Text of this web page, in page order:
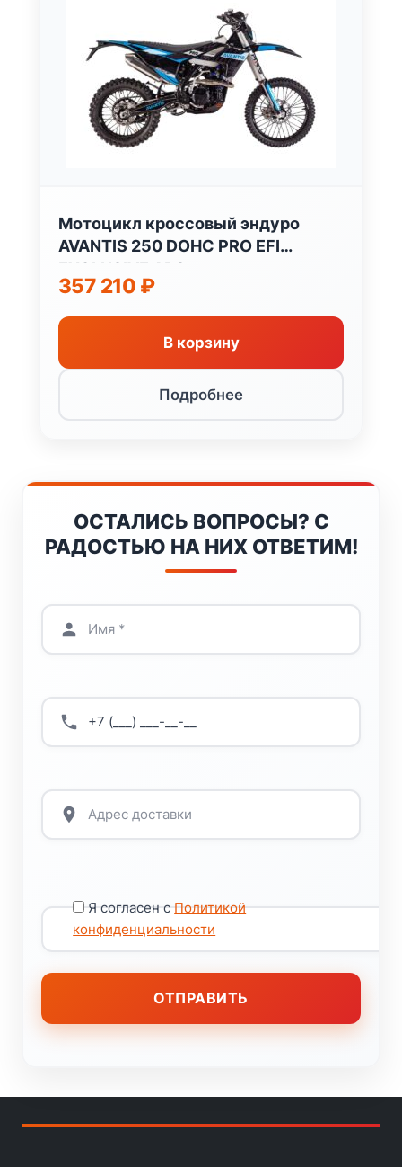
Мотоцикл кроссовый эндуро
AVANTIS 250 DOHC PRO EFI
EXCLUSIVE ARS
357 210 ₽
В корзину
Подробнее
ОСТАЛИСЬ ВОПРОСЫ? С
РАДОСТЬЮ НА НИХ ОТВЕТИМ!
Я согласен сПолитикой
конфиденциальности